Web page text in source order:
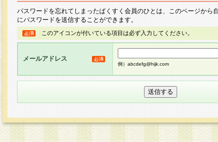
パスワードを忘れてしまったぱくすく会員のひとは、このページから
にパスワードを送信することができます。
このアイコンが付いている項目は必ず入力してください。
メールアドレス
例）abcdefg@hijk.com